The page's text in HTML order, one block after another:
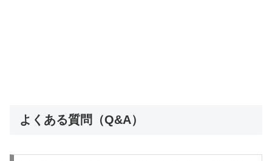
よくある質問（Q&A）